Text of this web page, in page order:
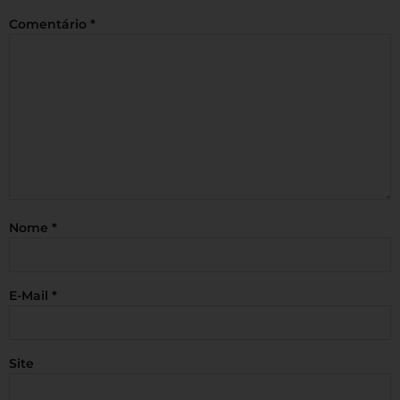
Comentário *
Nome *
E-Mail *
Site